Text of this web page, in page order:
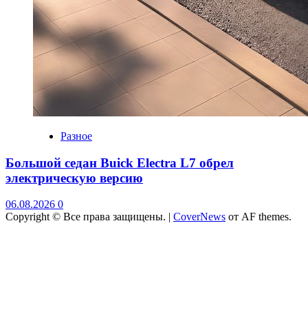
Разное
Большой седан Buick Electra L7 обрел
электрическую версию
06.08.2026 0
Copyright © Все права защищены. | CoverNews от AF themes.